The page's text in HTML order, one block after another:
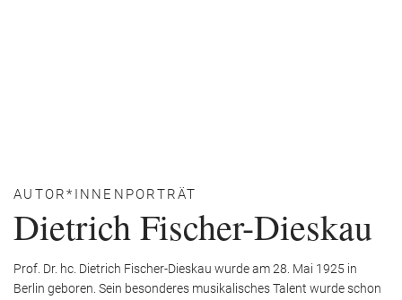
AUTOR*INNENPORTRÄT
Dietrich Fischer-Dieskau
Prof. Dr. hc. Dietrich Fischer-Dieskau wurde am 28. Mai 1925 in
Berlin geboren. Sein besonderes musikalisches Talent wurde schon